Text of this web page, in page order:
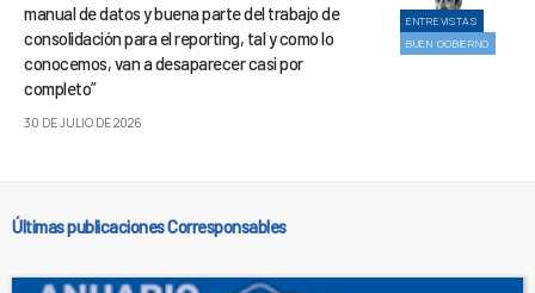
ENTREVISTAS
BUEN GOBIERNO
manual de datos y buena parte del trabajo de
consolidación para el reporting, tal y como lo
conocemos, van a desaparecer casi por
completo”
30 DE JULIO DE 2026
Últimas publicaciones Corresponsables